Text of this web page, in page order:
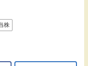
株